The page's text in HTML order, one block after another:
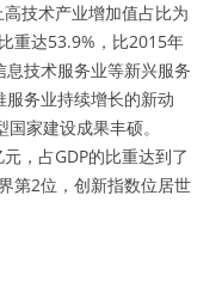
技术产业增加值占比为
重达53.9%，比2015年
技术服务业等新兴服务
务业持续增长的新动
家建设成果丰硕。
，占GDP的比重达到了
第2位，创新指数位居世